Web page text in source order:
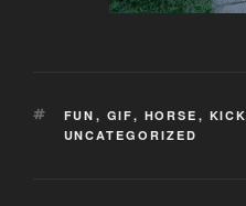
SCHLAGWÖRTER
FUN , GIF, HORSE , KICK
UNCATEGORIZED